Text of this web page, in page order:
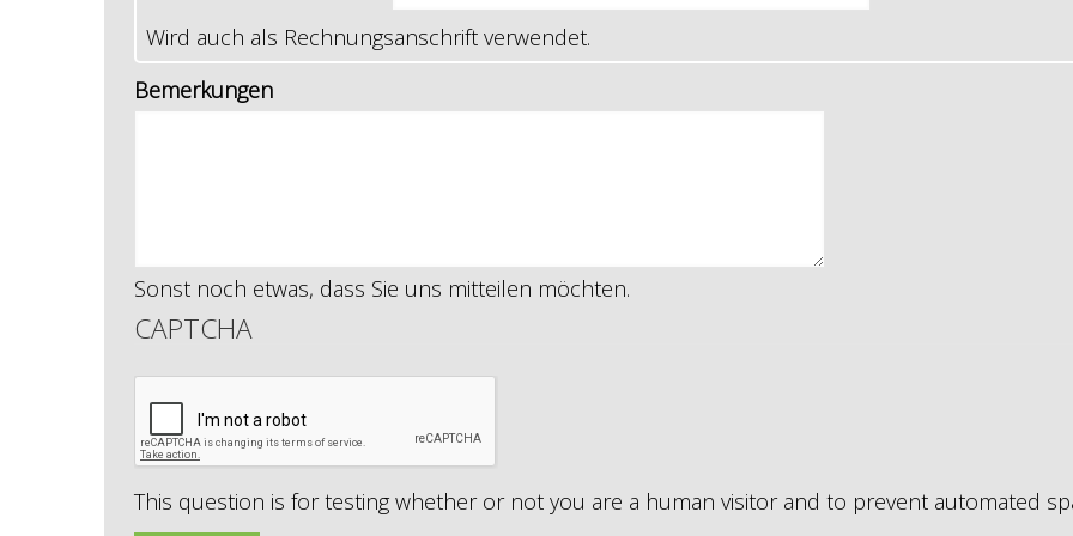
Wird auch als Rechnungsanschrift verwendet.
Bemerkungen
Sonst noch etwas, dass Sie uns mitteilen möchten.
CAPTCHA
This question is for testing whether or not you are a human visitor and to prevent automated